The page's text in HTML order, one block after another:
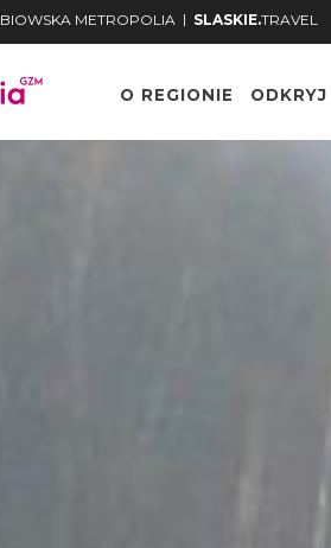
METROPOLIA | SLASKIE.TRAVEL
O REGIONIE ODKRYJ